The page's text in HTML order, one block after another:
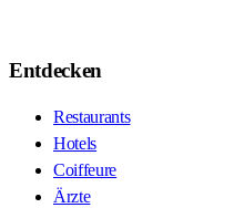
Entdecken
Restaurants
Hotels
Coiffeure
Ärzte